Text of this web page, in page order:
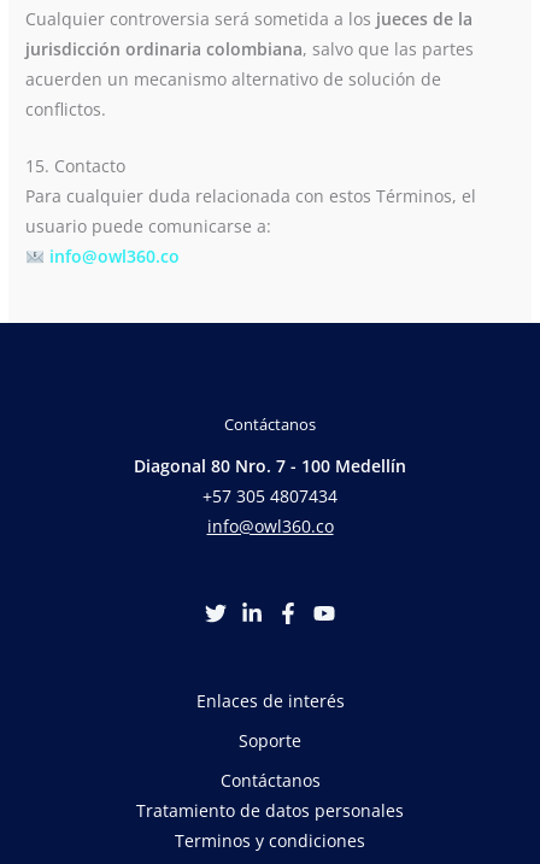
Cualquier controversia será sometida a los jueces de la
jurisdicción ordinaria colombiana, salvo que las partes
acuerden un mecanismo alternativo de solución de
conflictos.
15. Contacto
Para cualquier duda relacionada con estos Términos, el
usuario puede comunicarse a:
info@owl360.co
Contáctanos
Diagonal 80 Nro. 7 - 100 Medellín
+57 305 4807434
info@owl360.co
Enlaces de interés
Soporte
Contáctanos
Tratamiento de datos personales
Terminos y condiciones